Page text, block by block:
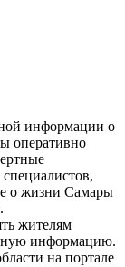
информации о
оперативно
о жизни Самары
жителям
информацию.
на портале